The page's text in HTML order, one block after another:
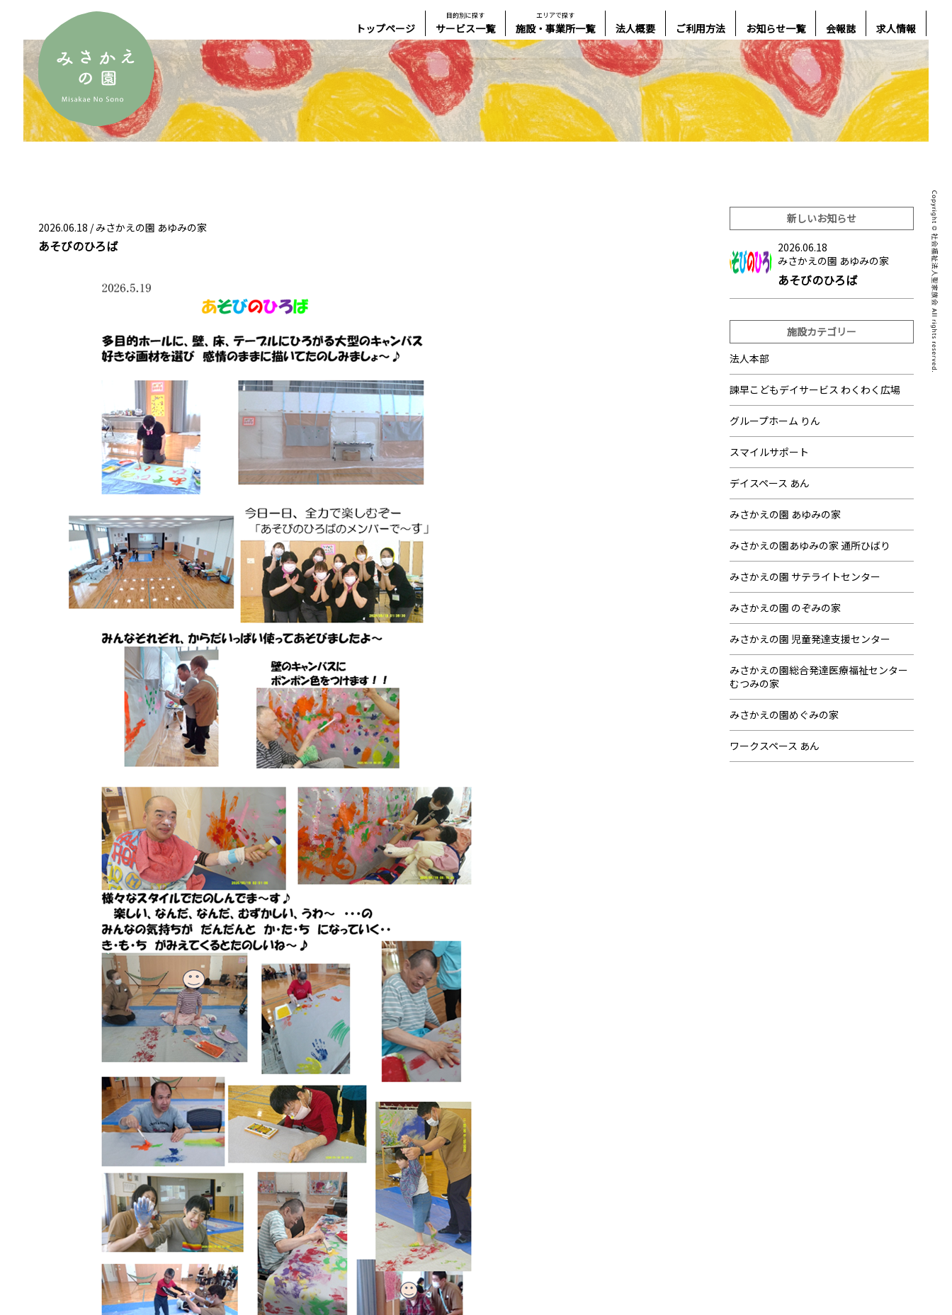
トップページ
目的別に探す
サービス一覧
エリアで探す
施設・事業所一覧 法人概要 ご利用方法 お知らせ一覧 会報誌 求人情報
2026.06.18 /みさかえの園 あゆみの家
あそびのひろば
新しいお知らせ
2026.06.18
みさかえの園 あゆみの家
あそびのひろば
施設カテゴリー
法人本部
諫早こどもデイサービス わくわく広場
グループホーム りん
スマイルサポート
デイスペース あん
みさかえの園 あゆみの家
みさかえの園あゆみの家 通所ひばり
みさかえの園 サテライトセンター
みさかえの園 のぞみの家
みさかえの園 児童発達支援センター
みさかえの園総合発達医療福祉センター
むつみの家
みさかえの園めぐみの家
ワークスペース あん